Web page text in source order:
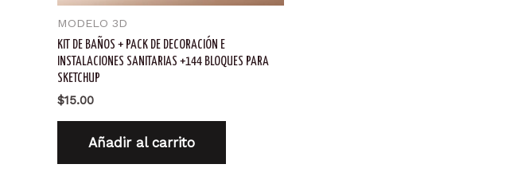
MODELO 3D
KIT DE BAÑOS + PACK DE DECORACIÓN E
INSTALACIONES SANITARIAS +144 BLOQUES PARA
SKETCHUP
$15.00
Añadir al carrito